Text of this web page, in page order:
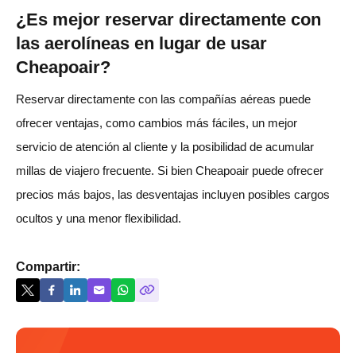
¿Es mejor reservar directamente con
las aerolíneas en lugar de usar
Cheapoair?
Reservar directamente con las compañías aéreas puede
ofrecer ventajas, como cambios más fáciles, un mejor
servicio de atención al cliente y la posibilidad de acumular
millas de viajero frecuente. Si bien Cheapoair puede ofrecer
precios más bajos, las desventajas incluyen posibles cargos
ocultos y una menor flexibilidad.
Compartir: